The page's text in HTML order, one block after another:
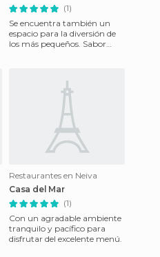
(1)
Se encuentra también un
espacio para la diversión de
los más pequeños. Sabor
Restaurantes en Neiva
Casa del Mar
(1)
Con un agradable ambiente
tranquilo y pacífico para
disfrutar del excelente menú.